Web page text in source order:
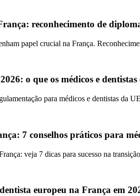
reconhecimento de
papel crucial na França.
o que os médicos e
para médicos e dentistas da
7 conselhos práticos para
veja 7 dicas para sucesso na
europeu na França em